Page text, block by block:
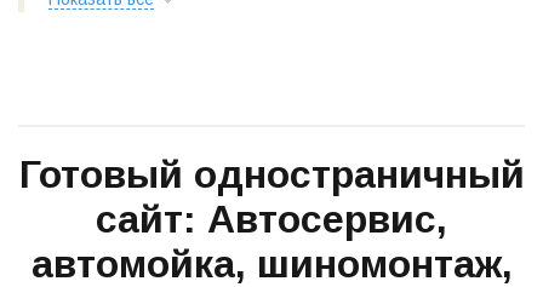
Готовый одностраничный
сайт: Автосервис,
автомойка, шиномонтаж,